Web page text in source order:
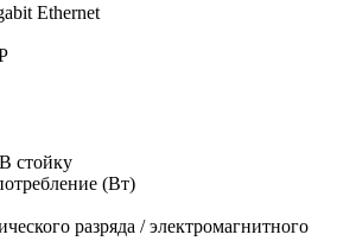
Ethernet
стойку
(Вт)
разряда / электромагнитного